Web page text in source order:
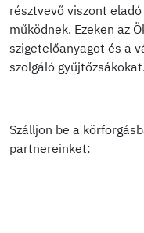
résztvevő viszont
működnek. Ezeken az
szigetelőanyagot és a
szolgáló gyűjtőzsákokat.
Szálljon be a
partnereinket: